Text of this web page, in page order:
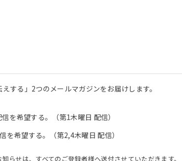
する」2つのメールマガジンをお届けします。
信を希望する。（第1木曜日 配信）
を希望する。（第2,4木曜日 配信）
せは、すべてのご登録者様へ送付させていただきます。